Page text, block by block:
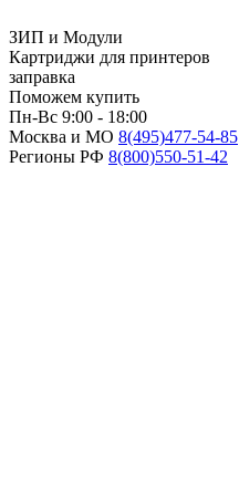
ЗИП и Модули
Картриджи для принтеров
заправка
Поможем купить
Пн-Вс 9:00 - 18:00
Москва и МО 8(495)477-54-85
Регионы РФ 8(800)550-51-42